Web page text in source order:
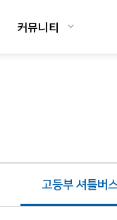
커뮤니티
고등부 셔틀버